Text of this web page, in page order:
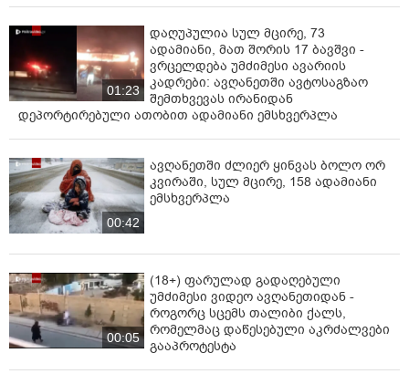
01:23
დაღუპულია სულ მცირე, 73
ადამიანი, მათ შორის 17 ბავშვი -
ვრცელდება უმძიმესი ავარიის
კადრები: ავღანეთში ავტოსაგზაო
შემთხვევას ირანიდან
დეპორტირებული ათობით ადამიანი ემსხვერპლა
00:42
ავღანეთში ძლიერ ყინვას ბოლო ორ
კვირაში, სულ მცირე, 158 ადამიანი
ემსხვერპლა
00:05
(18+) ფარულად გადაღებული
უმძიმესი ვიდეო ავღანეთიდან -
როგორც სცემს თალიბი ქალს,
რომელმაც დაწესებული აკრძალვები
გააპროტესტა